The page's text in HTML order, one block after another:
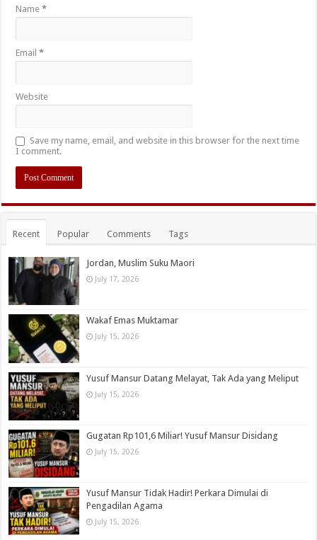
Name*
Email*
Website
Save my name, email, and website in this browser for the next time
I comment.
Recent Popular Comments Tags
Jordan, Muslim Suku Maori
July 17, 2026
Wakaf Emas Muktamar
July 15, 2026
Yusuf Mansur Datang Melayat, Tak Ada yang Meliput
July 15, 2026
Gugatan Rp101,6 Miliar! Yusuf Mansur Disidang
July 15, 2026
Yusuf Mansur Tidak Hadir! Perkara Dimulai di
Pengadilan Agama
July 15, 2026